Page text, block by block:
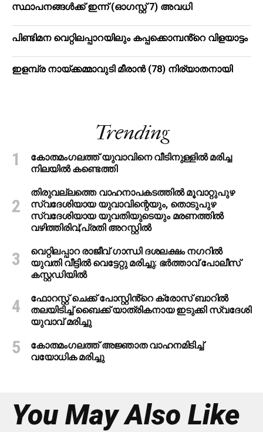
സ്ഥാപനങ്ങള്‍ക്ക് ഇന്ന് (ഓഗസ്റ്റ് 7) അവധി
പിണ്ടിമന വെറ്റിലപ്പാറയിലും കപ്പക്കൊമ്പൻ്റെ വിളയാട്ടം
ഇളമ്പ്ര നായ്ക്കമ്മാവുടി മീരാൻ (78) നിര്യാതനായി
Trending
കോതമംഗലത്ത് യുവാവിനെ വീടിനുള്ളിൽ മരിച്ച
നിലയിൽ കണ്ടെത്തി
തിരുവല്ലത്തെ വാഹനാപകടത്തില്‍ മൂവാറ്റുപുഴ
സ്വദേശിയായ യുവാവിന്റെയും, തൊടുപുഴ
സ്വദേശിയായ യുവതിയുടെയും മരണത്തില്‍
വഴിത്തിരിവ്;പ്രതി അറസ്റ്റില്‍
വെറ്റിലപ്പാറ രാജീവ് ഗാന്ധി ദശലക്ഷം നഗറിൽ
യുവതി വീട്ടിൽ വെട്ടേറ്റു മരിച്ചു: ഭർത്താവ് പോലീസ്
കസ്റ്റഡിയിൽ
ഫോറസ്റ്റ് ചെക്ക് പോസ്റ്റിൻ്റെ ക്രോസ് ബാറില്‍
തലയിടിച്ച് ബൈക്ക് യാത്രികനായ ഇടുക്കി സ്വദേശി
യുവാവ് മരിച്ചു
കോതമംഗലത്ത് അജ്ഞാത വാഹനമിടിച്ച്
വയോധിക മരിച്ചു
You May Also Like